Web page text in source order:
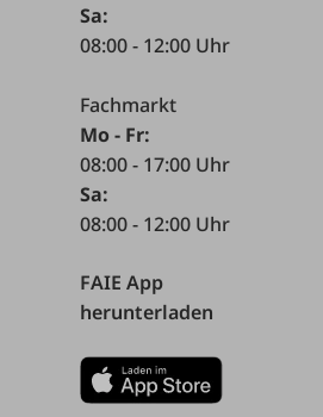
Sa:
08:00 - 12:00 Uhr
Fachmarkt
Mo - Fr:
08:00 - 17:00 Uhr
Sa:
08:00 - 12:00 Uhr
FAIE App
herunterladen